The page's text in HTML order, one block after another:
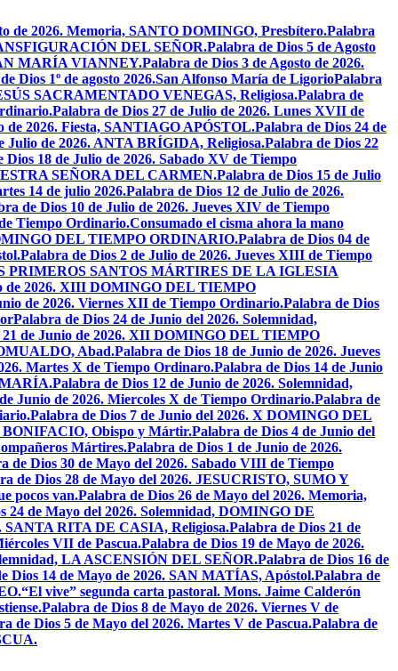
de 2026. Memoria, SANTO DOMINGO, Presbítero.Palabra
DEL SEÑOR.Palabra de Dios 5 de Agosto
MARÍA VIANNEY.Palabra de Dios 3 de Agosto de 2026.
Dios 1º de agosto 2026.San Alfonso María de LigorioPalabra
SACRAMENTADO VENEGAS, Religiosa.Palabra de
Palabra de Dios 27 de Julio de 2026. Lunes XVII de
de 2026. Fiesta, SANTIAGO APÓSTOL.Palabra de Dios 24 de
Julio de 2026. ANTA BRÍGIDA, Religiosa.Palabra de Dios 22
Dios 18 de Julio de 2026. Sabado XV de Tiempo
SEÑORA DEL CARMEN.Palabra de Dios 15 de Julio
14 de julio 2026.Palabra de Dios 12 de Julio de 2026.
de Dios 10 de Julio de 2026. Jueves XIV de Tiempo
Tiempo Ordinario.Consumado el cisma ahora la mano
DEL TIEMPO ORDINARIO.Palabra de Dios 04 de
Palabra de Dios 2 de Julio de 2026. Jueves XIII de Tiempo
PRIMEROS SANTOS MÁRTIRES DE LA IGLESIA
de 2026. XIII DOMINGO DEL TIEMPO
de 2026. Viernes XII de Tiempo Ordinario.Palabra de Dios
Palabra de Dios 24 de Junio del 2026. Solemnidad,
21 de Junio de 2026. XII DOMINGO DEL TIEMPO
Abad.Palabra de Dios 18 de Junio de 2026. Jueves
Martes X de Tiempo Ordinaro.Palabra de Dios 14 de Junio
MARÍA.Palabra de Dios 12 de Junio de 2026. Solemnidad,
Junio de 2026. Miercoles X de Tiempo Ordinario.Palabra de
Palabra de Dios 7 de Junio del 2026. X DOMINGO DEL
BONIFACIO, Obispo y Mártir.Palabra de Dios 4 de Junio del
Mártires.Palabra de Dios 1 de Junio de 2026.
de Dios 30 de Mayo del 2026. Sabado VIII de Tiempo
de Dios 28 de Mayo del 2026. JESUCRISTO, SUMO Y
pocos van.Palabra de Dios 26 de Mayo del 2026. Memoria,
24 de Mayo del 2026. Solemnidad, DOMINGO DE
SANTA RITA DE CASIA, Religiosa.Palabra de Dios 21 de
VII de Pascua.Palabra de Dios 19 de Mayo de 2026.
LA ASCENSIÓN DEL SEÑOR.Palabra de Dios 16 de
Dios 14 de Mayo de 2026. SAN MATÍAS, Apóstol.Palabra de
“El vive” segunda carta pastoral. Mons. Jaime Calderón
Palabra de Dios 8 de Mayo de 2026. Viernes V de
de Dios 5 de Mayo del 2026. Martes V de Pascua.Palabra de